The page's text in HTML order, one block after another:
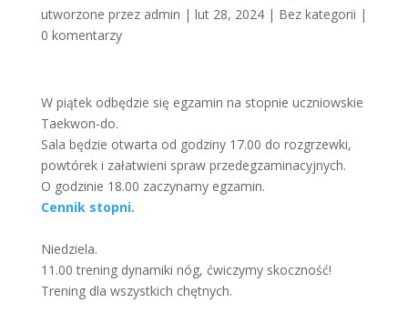
utworzone przez admin | lut 28, 2024| Bez kategorii |
0 komentarzy
W piątek odbędzie się egzamin na stopnie uczniowskie
Taekwon-do.
Sala będzie otwarta od godziny 17.00 do rozgrzewki,
powtórek i załatwieni spraw przedegzaminacyjnych.
O godzinie 18.00 zaczynamy egzamin.
Cennik stopni.
Niedziela.
11.00 trening dynamiki nóg, ćwiczymy skoczność!
Trening dla wszystkich chętnych.